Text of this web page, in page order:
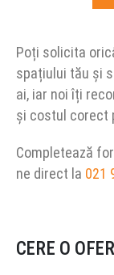
Poți solicita
spațiului tău și
ai, iar noi îți
și costul corect
Completează
ne direct la 021
CERE O